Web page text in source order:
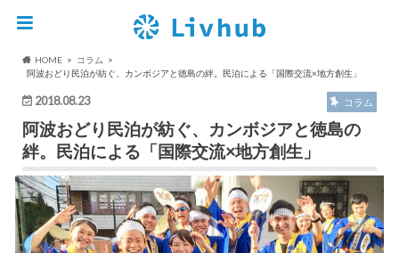
HOME
コラム
阿波おどり民泊が紡ぐ、カンボジアと徳島の絆。民泊による「国際交流×地方創生」
2018.08.23 コラム
阿波おどり民泊が紡ぐ、カンボジアと徳島の
絆。民泊による「国際交流×地方創生」